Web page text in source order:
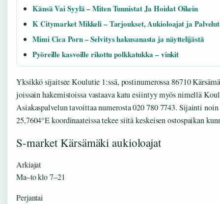
Känsä Vai Syylä – Miten Tunnistat Ja Hoidat Oikein
K Citymarket Mikkeli – Tarjoukset, Aukioloajat ja Palvelut
Mimi Cica Porn – Selvitys hakusanasta ja näyttelijästä
Pyöreille kasvoille rikottu polkkatukka – vinkit
Yksikkö sijaitsee Koulutie 1:ssä, postinumerossa 86710
joissain hakemistoissa vastaava katu esiintyy myös nimellä
Asiakaspalvelun tavoittaa numerosta 020 780 7743. Sijainti
25,7604°E koordinaateissa tekee siitä keskeisen ostospaikan
S-market Kärsämäki aukioloajat
Arkiajat
Ma–to klo 7–21
Perjantai